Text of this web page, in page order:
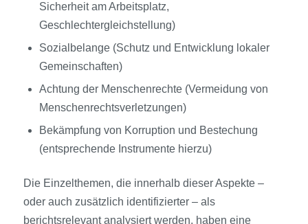
Sicherheit am Arbeitsplatz,
Geschlechtergleichstellung)
Sozialbelange (Schutz und Entwicklung lokaler
Gemeinschaften)
Achtung der Menschenrechte (Vermeidung von
Menschenrechtsverletzungen)
Bekämpfung von Korruption und Bestechung
(entsprechende Instrumente hierzu)
Die Einzelthemen, die innerhalb dieser Aspekte –
oder auch zusätzlich identifizierter – als
berichtsrelevant analysiert werden, haben eine